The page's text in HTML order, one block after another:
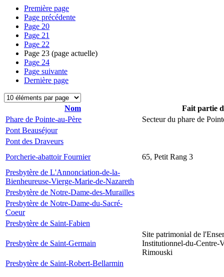
Première page
Page précédente
Page 20
Page 21
Page 22
Page 23 (page actuelle)
Page 24
Page suivante
Dernière page
Nom
Fait partie
Phare de Pointe-au-Père
Secteur du phare de
Pont Beauséjour
Pont des Draveurs
Porcherie-abattoir Fournier
65, Petit Rang 3
Presbytère de L'Annonciation-de-la-
Bienheureuse-Vierge-Marie-de-Nazareth
Presbytère de Notre-Dame-des-Murailles
Presbytère de Notre-Dame-du-Sacré-
Coeur
Presbytère de Saint-Fabien
Presbytère de Saint-Germain
Site patrimonial de
Institutionnel-du-Centre-
Rimouski
Presbytère de Saint-Robert-Bellarmin